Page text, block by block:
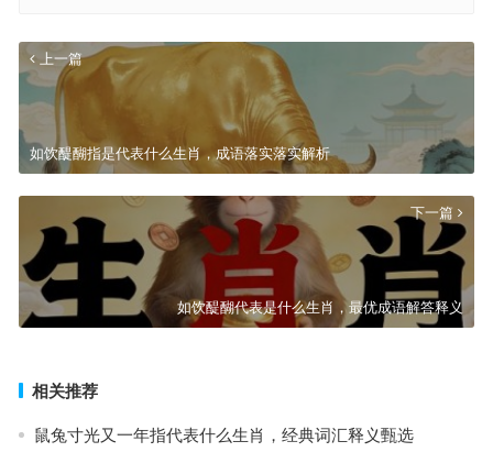
上一篇
如饮醍醐指是代表什么生肖，成语落实落实解析
下一篇
如饮醍醐代表是什么生肖，最优成语解答释义
相关推荐
鼠兔寸光又一年指代表什么生肖，经典词汇释义甄选